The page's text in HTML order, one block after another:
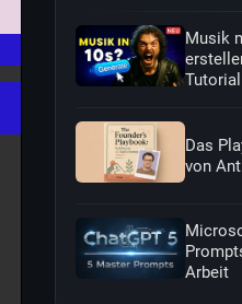
Musik
Tutorial
Das
von
Arbeit